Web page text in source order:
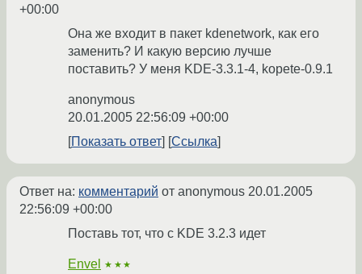
+00:00
Она же входит в пакет kdenetwork, как его
заменить? И какую версию лучше
поставить? У меня KDE-3.3.1-4, kopete-0.9.1
anonymous
20.01.2005 22:56:09 +00:00
Показать ответ
Ссылка
Ответ на: комментарий от anonymous 20.01.2005
22:56:09 +00:00
Поставь тот, что с KDE 3.2.3 идет
Envel ★★★